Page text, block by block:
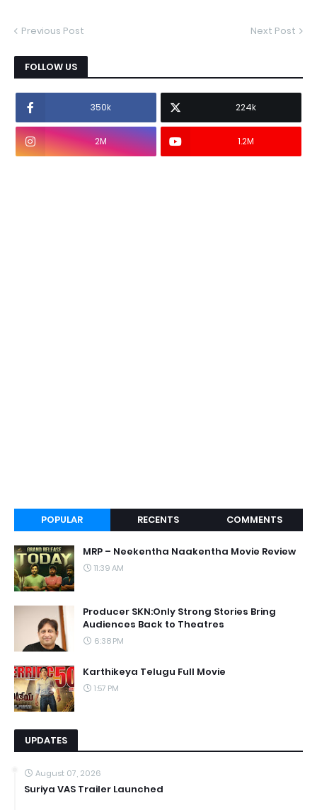
Previous Post Next Post
FOLLOW US
350k 224k
2M 1.2M
POPULAR RECENTS COMMENTS
MRP – Neekentha Naakentha Movie Review
11:39 AM
Producer SKN:Only Strong Stories Bring
Audiences Back to Theatres
6:38 PM
Karthikeya Telugu Full Movie
1:57 PM
UPDATES
August 07, 2026
Suriya VAS Trailer Launched